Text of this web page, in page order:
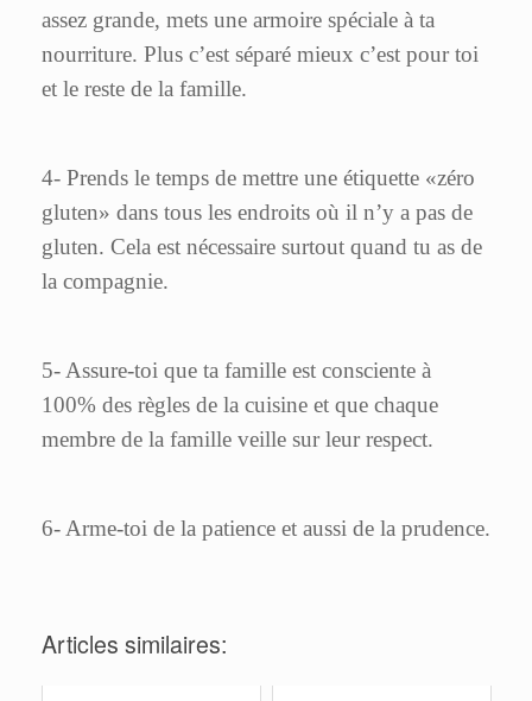
assez grande, mets une armoire spéciale à ta
nourriture. Plus c’est séparé mieux c’est pour toi
et le reste de la famille.
4- Prends le temps de mettre une étiquette «zéro
gluten» dans tous les endroits où il n’y a pas de
gluten. Cela est nécessaire surtout quand tu as de
la compagnie.
5- Assure-toi que ta famille est consciente à
100% des règles de la cuisine et que chaque
membre de la famille veille sur leur respect.
6- Arme-toi de la patience et aussi de la prudence.
Articles similaires: